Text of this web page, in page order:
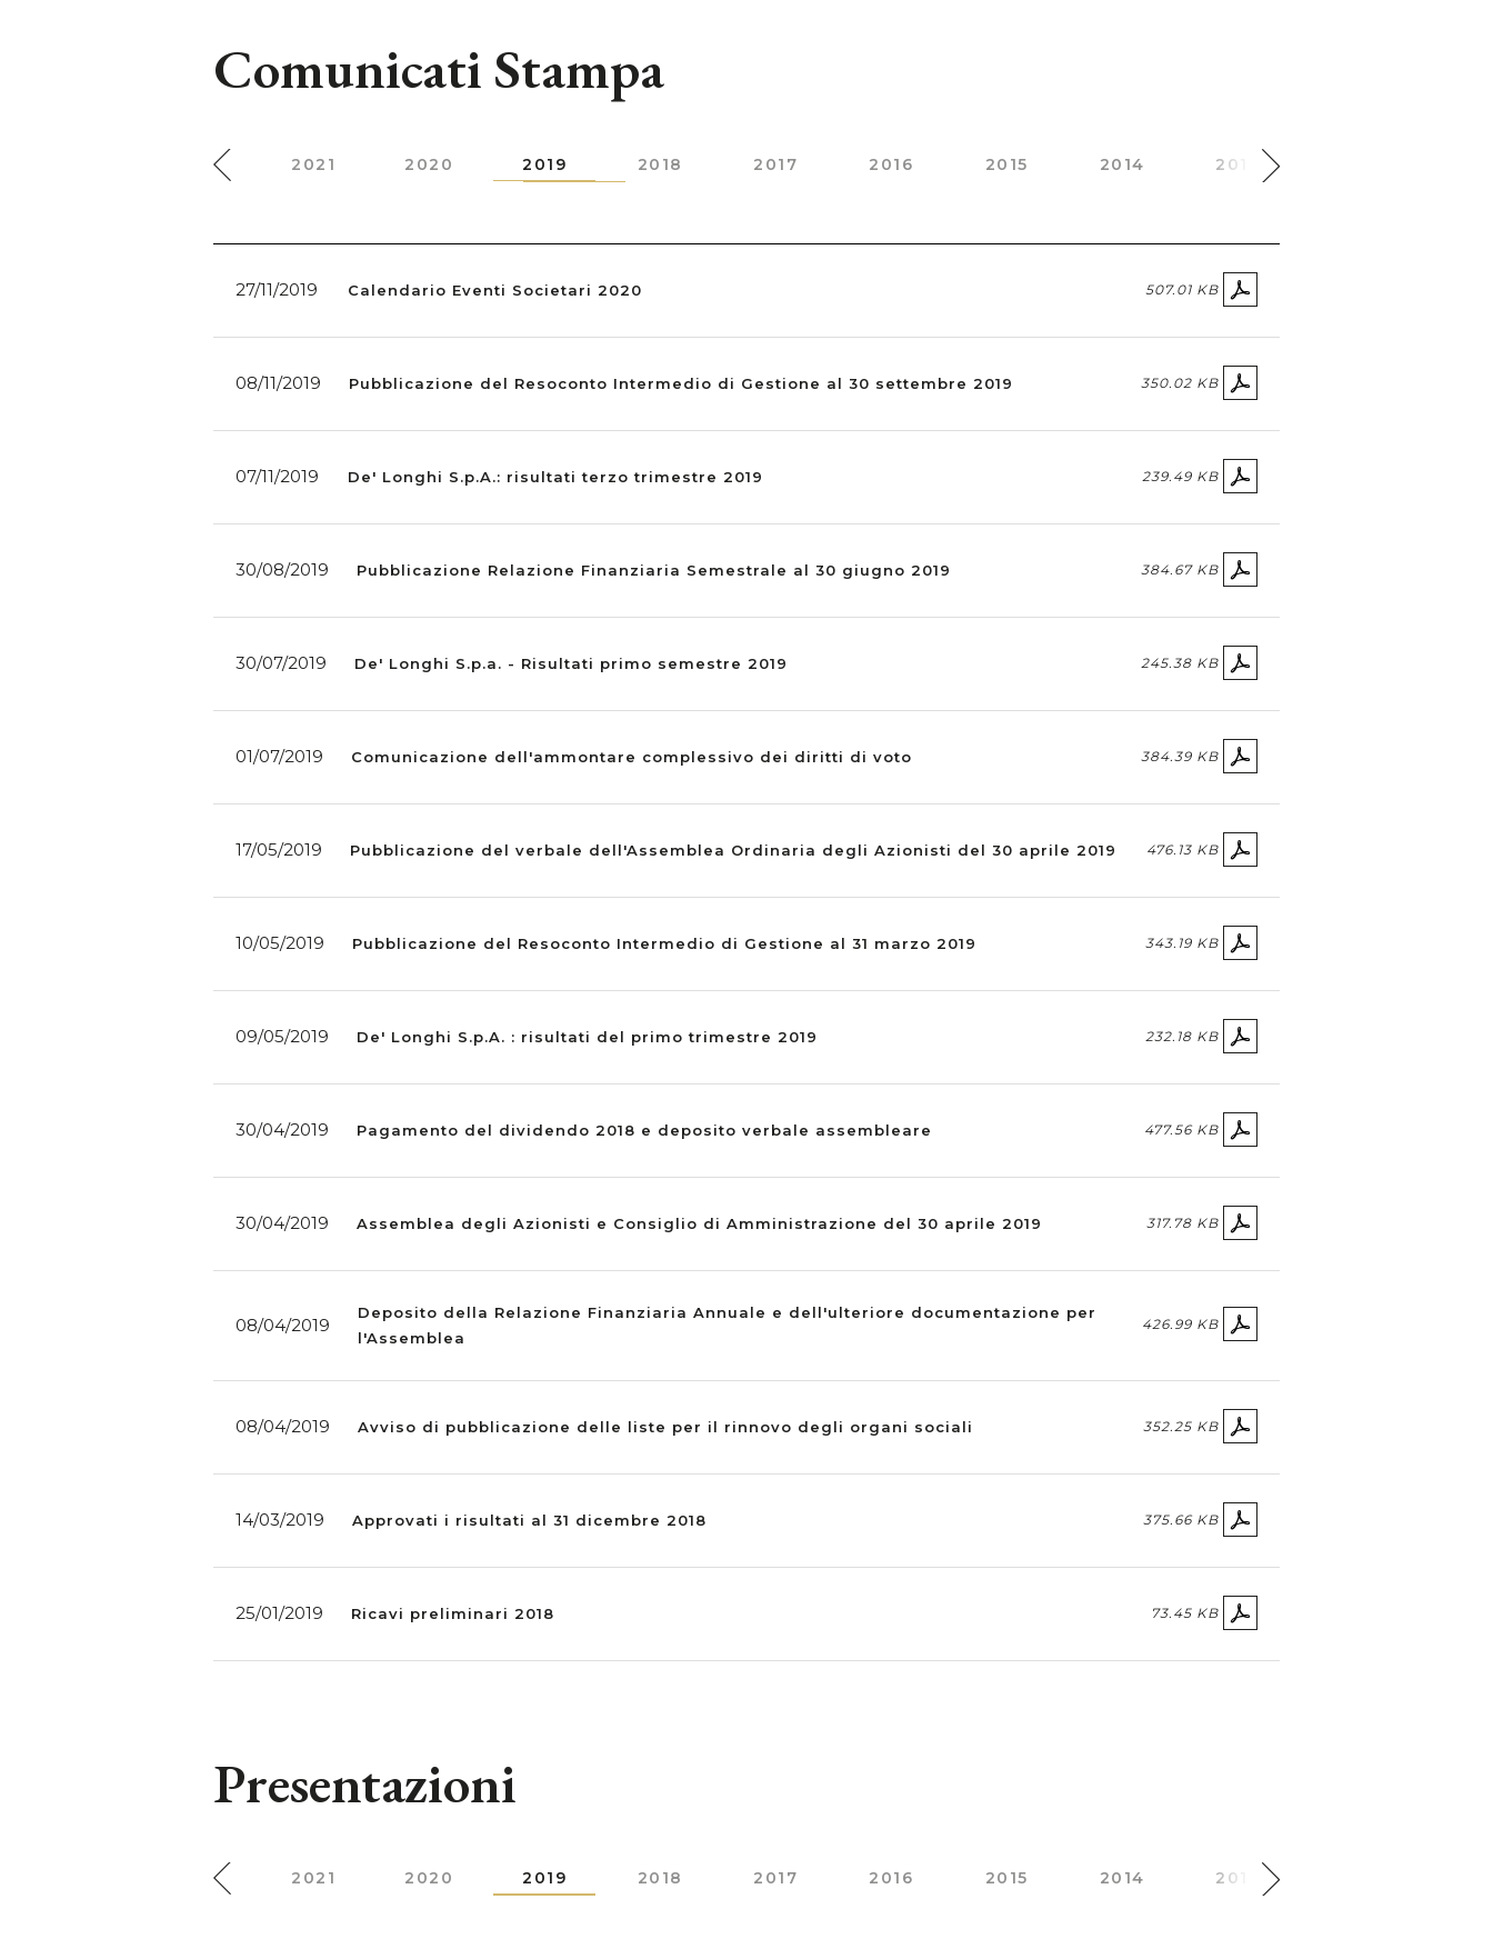
Comunicati Stampa
2022 2021 2020 2019 2018 2017 2016 2015 2014 2013
27/11/2019 Calendario Eventi Societari 2020 507.01 KB
08/11/2019 Pubblicazione del Resoconto Intermedio di Gestione al 30 settembre 2019 350.02 KB
07/11/2019 De' Longhi S.p.A.: risultati terzo trimestre 2019 239.49 KB
30/08/2019 Pubblicazione Relazione Finanziaria Semestrale al 30 giugno 2019 384.67 KB
30/07/2019 De' Longhi S.p.a. - Risultati primo semestre 2019 245.38 KB
01/07/2019 Comunicazione dell'ammontare complessivo dei diritti di voto 384.39 KB
17/05/2019 Pubblicazione del verbale dell'Assemblea Ordinaria degli Azionisti del 30 aprile 2019 476.13 KB
10/05/2019 Pubblicazione del Resoconto Intermedio di Gestione al 31 marzo 2019 343.19 KB
09/05/2019 De' Longhi S.p.A. : risultati del primo trimestre 2019 232.18 KB
30/04/2019 Pagamento del dividendo 2018 e deposito verbale assembleare 477.56 KB
30/04/2019 Assemblea degli Azionisti e Consiglio di Amministrazione del 30 aprile 2019 317.78 KB
08/04/2019
Deposito della Relazione Finanziaria Annuale e dell'ulteriore documentazione per
l'Assemblea
426.99 KB
08/04/2019 Avviso di pubblicazione delle liste per il rinnovo degli organi sociali 352.25 KB
14/03/2019 Approvati i risultati al 31 dicembre 2018 375.66 KB
25/01/2019 Ricavi preliminari 2018 73.45 KB
Presentazioni
2022 2021 2020 2019 2018 2017 2016 2015 2014 2013